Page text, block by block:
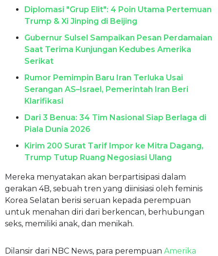
Diplomasi "Grup Elit": 4 Poin Utama Pertemuan
Trump & Xi Jinping di Beijing
Gubernur Sulsel Sampaikan Pesan Perdamaian
Saat Terima Kunjungan Kedubes Amerika
Serikat
Rumor Pemimpin Baru Iran Terluka Usai
Serangan AS–Israel, Pemerintah Iran Beri
Klarifikasi
Dari 3 Benua: 34 Tim Nasional Siap Berlaga di
Piala Dunia 2026
Kirim 200 Surat Tarif Impor ke Mitra Dagang,
Trump Tutup Ruang Negosiasi Ulang
Mereka menyatakan akan berpartisipasi dalam
gerakan 4B, sebuah tren yang diinisiasi oleh feminis
Korea Selatan berisi seruan kepada perempuan
untuk menahan diri dari berkencan, berhubungan
seks, memiliki anak, dan menikah.
Dilansir dari NBC News, para perempuan Amerika